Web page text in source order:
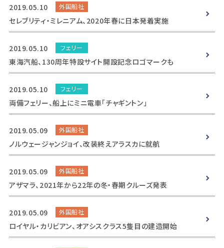
2019.05.10 外国船社
セレブリティ・ミレニアム、2020年春に日本発着実施
2019.05.10 フェリー
東海汽船、130周年特設サイト開設記念ロゴマークも
2019.05.10 フェリー
両備フェリー、船上にミニ電車「チャギントン」
2019.05.09 外国船社
ノルウェージャンジョイ、改装終えアラスカに就航
2019.05.09 外国船社
アザマラ、2021年から22年の冬・春期クルーズ発表
2019.05.09 外国船社
ロイヤル・カリビアン、オアシスクラス5隻目の建造開始